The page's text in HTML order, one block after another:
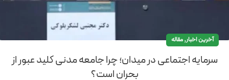
آخرین اخبار,مقاله
سرمایه اجتماعی در میدان؛ چرا جامعه مدنی کلید عبور از
بحران است؟